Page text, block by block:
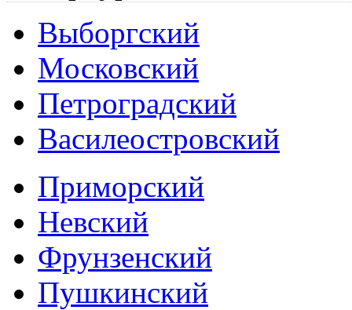
Выборгский
Московский
Петроградский
Василеостровский
Приморский
Невский
Фрунзенский
Пушкинский